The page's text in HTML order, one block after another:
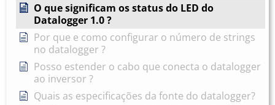
O que significam os status do LED do
Datalogger 1.0 ?
Por que e como configurar o número de strings
no datalogger ?
Posso estender o cabo que conecta o datalogger
ao inversor ?
Quais as especificações da fonte do datalogger?